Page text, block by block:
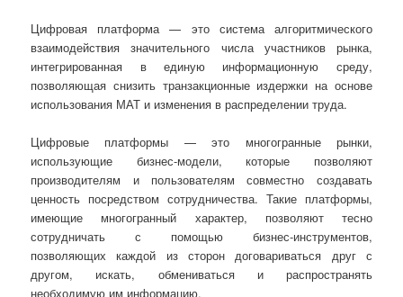
Цифровая платформа — это система алгоритмического
взаимодействия значительного числа участников рынка,
интегрированная в единую информационную среду,
позволяющая снизить транзакционные издержки на основе
использования МАТ и изменения в распределении труда.
Цифровые платформы — это многогранные рынки,
использующие бизнес-модели, которые позволяют
производителям и пользователям совместно создавать
ценность посредством сотрудничества. Такие платформы,
имеющие многогранный характер, позволяют тесно
сотрудничать с помощью бизнес-инструментов,
позволяющих каждой из сторон договариваться друг с
другом, искать, обмениваться и распространять
необходимую им информацию.